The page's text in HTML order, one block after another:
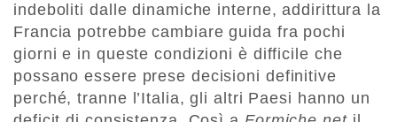
indeboliti dalle dinamiche interne, addirittura la
Francia potrebbe cambiare guida fra pochi
giorni e in queste condizioni è difficile che
possano essere prese decisioni definitive
perché, tranne l’Italia, gli altri Paesi hanno un